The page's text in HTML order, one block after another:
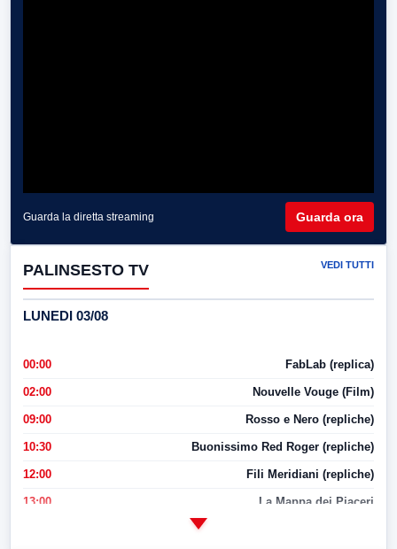
Guarda la diretta streaming Guarda ora
PALINSESTO TV VEDI TUTTI
LUNEDI 03/08
00:00 FabLab (replica)
02:00 Nouvelle Vouge (Film)
09:00 Rosso e Nero (repliche)
10:30 Buonissimo Red Roger (repliche)
12:00 Fili Meridiani (repliche)
13:00 La Mappa dei Piaceri